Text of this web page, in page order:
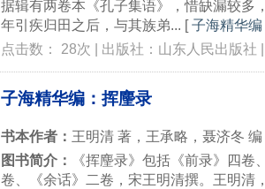
据辑有两卷本《孔子集语》，惜缺漏较多
年引疾归田之后，与其族弟...
[子海精华编
点击数： 28次 | 出版社：山东人民出版社
子海精华编：挥麈录
书本作者： 王明清 著，王承略，聂济冬
图书简介：
《挥麈录》包括《前录》四
卷、《余话》二卷，宋王明清撰。王明清